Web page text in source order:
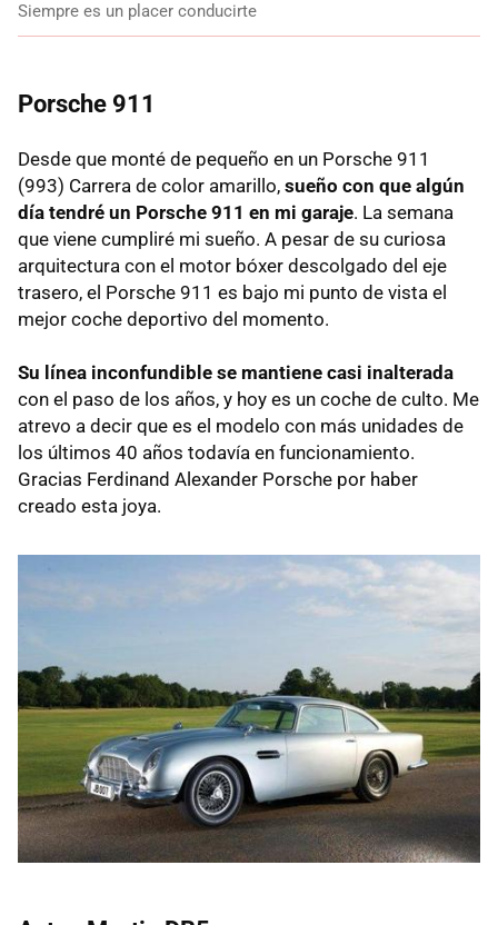
Siempre es un placer conducirte
Porsche 911
Desde que monté de pequeño en un Porsche 911
(993) Carrera de color amarillo, sueño con que algún
día tendré un Porsche 911 en mi garaje. La semana
que viene cumpliré mi sueño. A pesar de su curiosa
arquitectura con el motor bóxer descolgado del eje
trasero, el Porsche 911 es bajo mi punto de vista el
mejor coche deportivo del momento.
Su línea inconfundible se mantiene casi inalterada
con el paso de los años, y hoy es un coche de culto. Me
atrevo a decir que es el modelo con más unidades de
los últimos 40 años todavía en funcionamiento.
Gracias Ferdinand Alexander Porsche por haber
creado esta joya.